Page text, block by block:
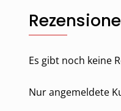
Es gibt noch keine
Nur angemeldete